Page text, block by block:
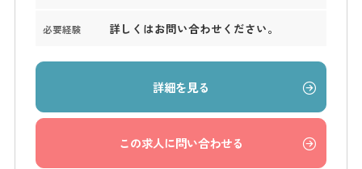
必要経験 詳しくはお問い合わせください。
詳細を見る
この求人に問い合わせる